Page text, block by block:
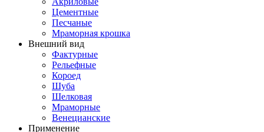
Цементные
Песчаные
Мраморная крошка
Внешний вид
Фактурные
Рельефные
Короед
Шуба
Шелковая
Мраморные
Венецианские
Применение